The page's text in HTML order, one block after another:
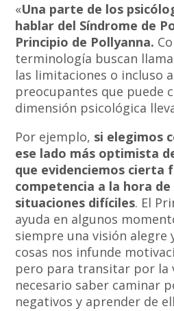
«Una parte de los
hablar del Síndrome de
Principio de Pollyanna.
terminología buscan
las limitaciones o incluso
preocupantes que puede
dimensión psicológica
Por ejemplo, si elegimos
ese lado más optimista
que evidenciemos cierta
competencia a la hora
situaciones difíciles. El
ayuda en algunos
siempre una visión alegre
cosas nos infunde
pero para transitar por la
necesario saber caminar
negativos y aprender de